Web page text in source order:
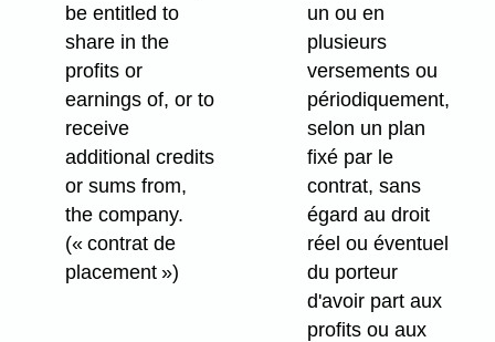
be entitled to
share in the
profits or
earnings of, or to
receive
additional credits
or sums from,
the company.
(« contrat de
placement »)
un ou en
plusieurs
versements ou
périodiquement,
selon un plan
fixé par le
contrat, sans
égard au droit
réel ou éventuel
du porteur
d'avoir part aux
profits ou aux